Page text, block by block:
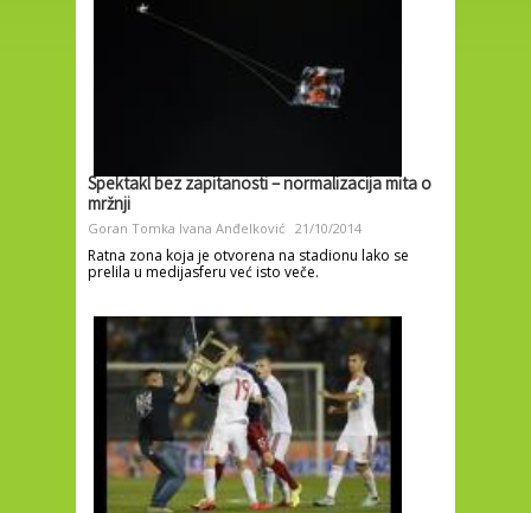
Spektakl bez zapitanosti – normalizacija mita o
mržnji
Goran Tomka Ivana Anđelković 21/10/2014
Ratna zona koja je otvorena na stadionu lako se
prelila u medijasferu već isto veče.